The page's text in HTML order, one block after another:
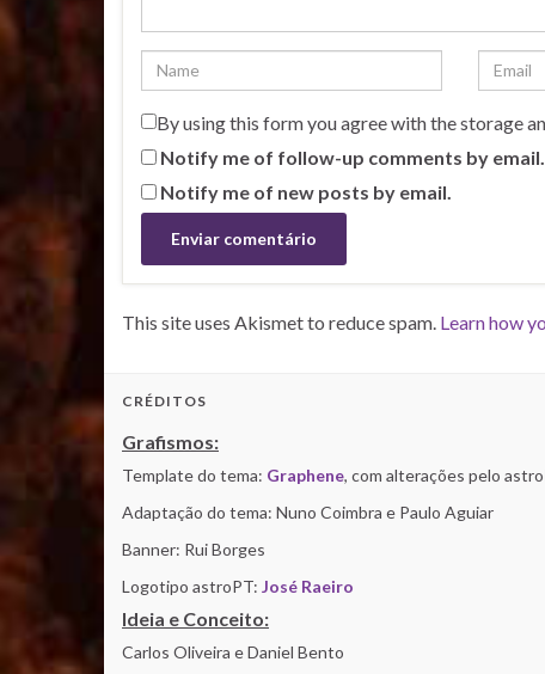
By using this form you agree with the storage
Notify me of follow-up comments by email.
Notify me of new posts by email.
This site uses Akismet to reduce spam. Learn how
CRÉDITOS
Grafismos:
Template do tema: Graphene, com alterações pelo
Adaptação do tema: Nuno Coimbra e Paulo Aguiar
Banner: Rui Borges
Logotipo astroPT: José Raeiro
Ideia e Conceito:
Carlos Oliveira e Daniel Bento